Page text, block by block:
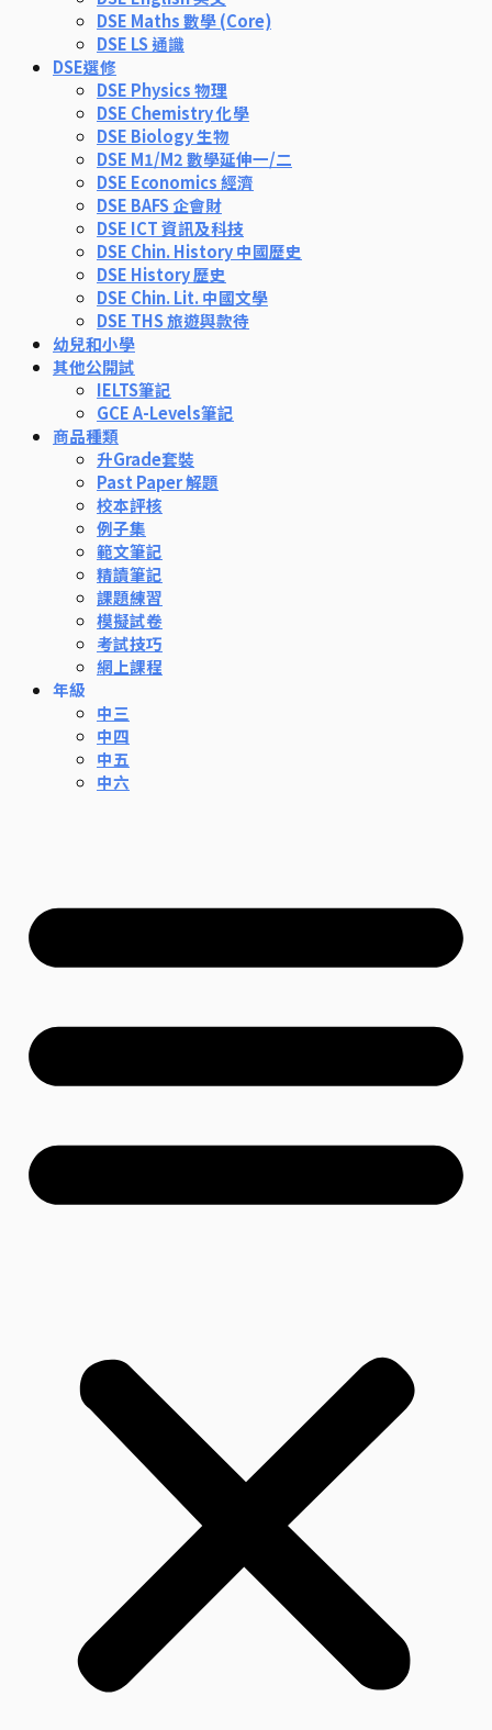
DSE Maths 數學 (Core)
DSE LS 通識
DSE選修
DSE Physics 物理
DSE Chemistry 化學
DSE Biology 生物
DSE M1/M2 數學延伸一/二
DSE Economics 經濟
DSE BAFS 企會財
DSE ICT 資訊及科技
DSE Chin. History 中國歷史
DSE History 歷史
DSE Chin. Lit. 中國文學
DSE THS 旅遊與款待
幼兒和小學
其他公開試
IELTS筆記
GCE A-Levels筆記
商品種類
升Grade套裝
Past Paper 解題
校本評核
例子集
範文筆記
精讀筆記
課題練習
模擬試卷
考試技巧
網上課程
年級
中三
中四
中五
中六